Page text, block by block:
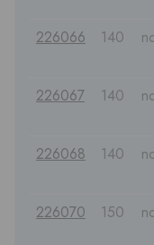
226066 140
226067 140
226068 140
226070 150